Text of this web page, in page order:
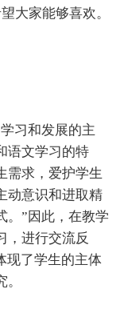
大家能够喜欢。
习和发展的主
语文学习的特
需求，爱护学生
动意识和进取精
。”因此，在教学
，进行交流反
现了学生的主体